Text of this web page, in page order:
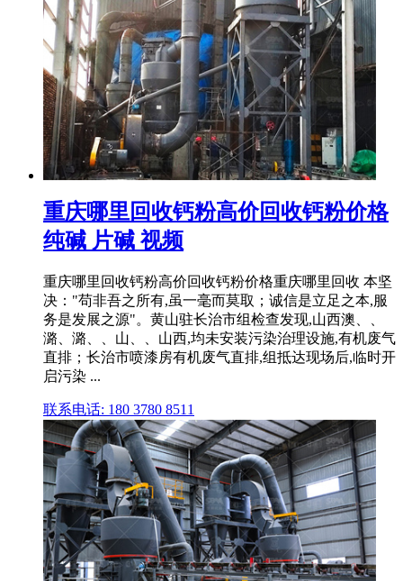
重庆哪里回收钙粉高价回收钙粉价格
纯碱 片碱 视频
重庆哪里回收钙粉高价回收钙粉价格重庆哪里回收 本坚
决："苟非吾之所有,虽一毫而莫取；诚信是立足之本,服
务是发展之源"。黄山驻长治市组检查发现,山西澳、、
潞、潞、、山、、山西,均未安装污染治理设施,有机废气
直排；长治市喷漆房有机废气直排,组抵达现场后,临时开
启污染 ...
联系电话: 180 3780 8511